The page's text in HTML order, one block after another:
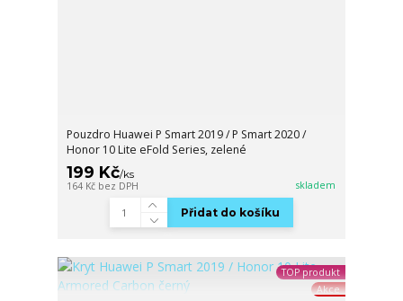
Pouzdro Huawei P Smart 2019 / P Smart 2020 /
Honor 10 Lite eFold Series, zelené
199 Kč/ks
164 Kč bez DPH skladem
Přidat do košíku
TOP produkt
Akce